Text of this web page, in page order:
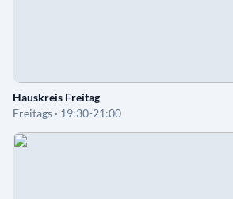
Hauskreis Freitag
Freitags · 19:30-21:00